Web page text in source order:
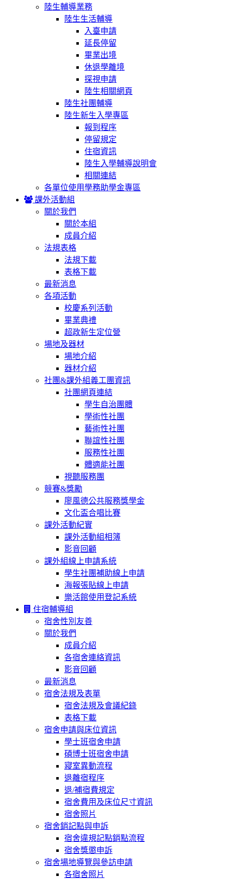
陸生輔導業務
陸生生活輔導
入臺申請
延長停留
畢業出境
休退學離境
探視申請
陸生相關網頁
陸生社團輔導
陸生新生入學專區
報到程序
停留規定
住宿資訊
陸生入學輔導說明會
相關連結
各單位使用學務助學金專區
課外活動組
關於我們
關於本組
成員介紹
法規表格
法規下載
表格下載
最新消息
各項活動
校慶系列活動
畢業典禮
超政新生定位營
場地及器材
場地介紹
器材介紹
社團&課外組義工團資訊
社團網頁連結
學生自治團體
學術性社團
藝術性社團
聯誼性社團
服務性社團
體適能社團
視聽服務團
競賽&獎勵
廖風德公共服務獎學金
文化盃合唱比賽
課外活動紀實
課外活動組相簿
影音回顧
課外組線上申請系統
學生社團補助線上申請
海報張貼線上申請
樂活館使用登記系統
住宿輔導組
宿舍性別友善
關於我們
成員介紹
各宿舍連絡資訊
影音回顧
最新消息
宿舍法規及表單
宿舍法規及會議紀錄
表格下載
宿舍申請與床位資訊
學士班宿舍申請
碩博士班宿舍申請
寢室異動流程
退離宿程序
退/補宿費規定
宿舍費用及床位尺寸資訊
宿舍照片
宿舍銷記點與申訴
宿舍違規記點銷點流程
宿舍獎懲申訴
宿舍場地導覽與參訪申請
各宿舍照片